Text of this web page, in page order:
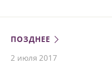
ПОЗДНЕЕ
2 июля 2017